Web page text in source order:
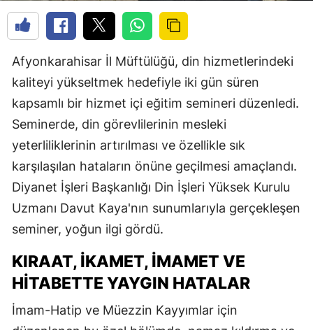
Afyonkarahisar İl Müftülüğü, din hizmetlerindeki
kaliteyi yükseltmek hedefiyle iki gün süren
kapsamlı bir hizmet içi eğitim semineri düzenledi.
Seminerde, din görevlilerinin mesleki
yeterliliklerinin artırılması ve özellikle sık
karşılaşılan hataların önüne geçilmesi amaçlandı.
Diyanet İşleri Başkanlığı Din İşleri Yüksek Kurulu
Uzmanı Davut Kaya'nın sunumlarıyla gerçekleşen
seminer, yoğun ilgi gördü.
KIRAAT, İKAMET, İMAMET VE
HITABETTE YAYGIN HATALAR
İmam-Hatip ve Müezzin Kayyımlar için